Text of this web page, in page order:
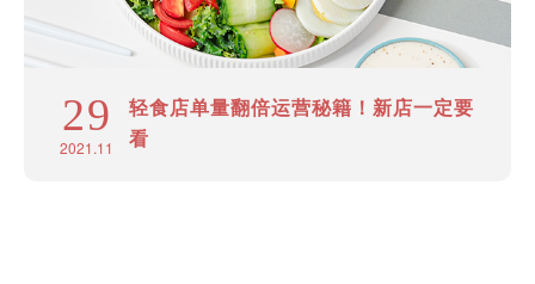
29
2021.11
轻食店单量翻倍运营秘籍！新店一定要
看